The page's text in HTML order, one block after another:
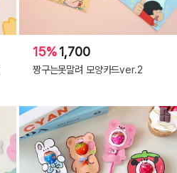
15%1,700
짱구는못말려 모양카드ver.2